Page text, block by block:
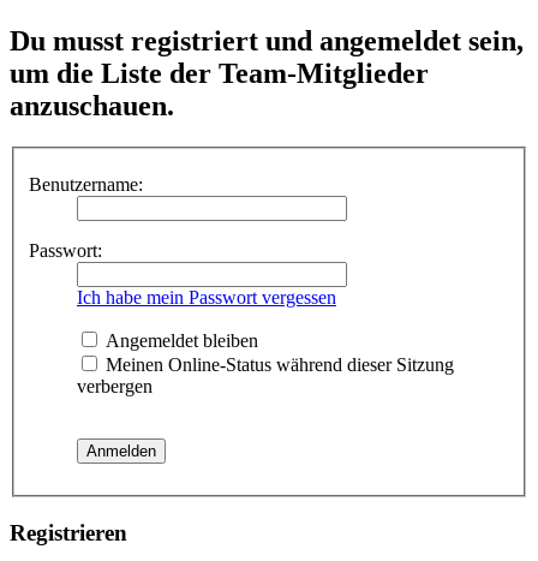
Du musst registriert und angemeldet sein,
um die Liste der Team-Mitglieder
anzuschauen.
Benutzername:
Passwort:
Ich habe mein Passwort vergessen
Angemeldet bleiben
Meinen Online-Status während dieser Sitzung
verbergen
Registrieren